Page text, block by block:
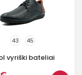
43 45
vyriški bateliai